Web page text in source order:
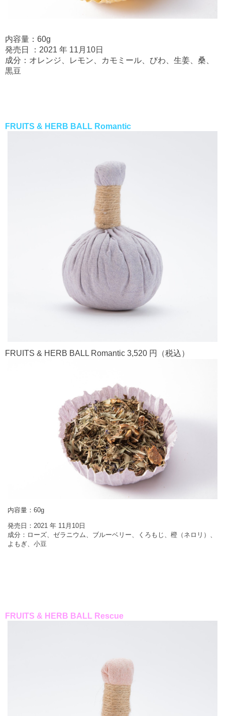
内容量：60g
発売日 ：2021 年 11月10日
成分：オレンジ、レモン、カモミール、びわ、生姜、桑、
黒豆
FRUITS & HERB BALL Romantic
FRUITS & HERB BALL Romantic 3,520 円（税込）
内容量：60g
発売日：2021 年 11月10日
成分：ローズ、ゼラニウム、ブルーベリー、くろもじ、橙（ネロリ）、
よもぎ、小豆
FRUITS & HERB BALL Rescue